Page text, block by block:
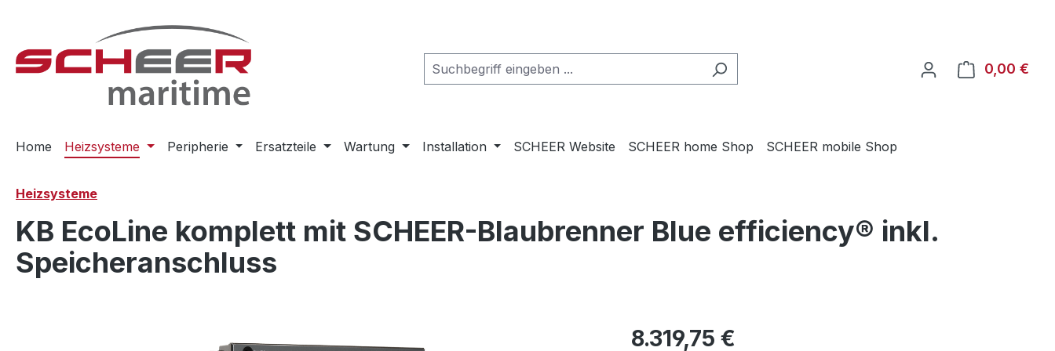
0,00 €
Home Heizsysteme Peripherie Ersatzteile Wartung Installation SCHEER Website SCHEER home Shop SCHEER mobile Shop
Heizsysteme
KB EcoLine komplett mit SCHEER-Blaubrenner Blue efficiency® inkl.
Speicheranschluss
Regulärer Preis:
8.319,75 €